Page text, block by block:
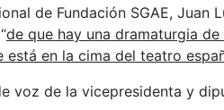
de Fundación SGAE, Juan
de que hay una dramaturgia
está en la cima del teatro
voz de la vicepresidenta y